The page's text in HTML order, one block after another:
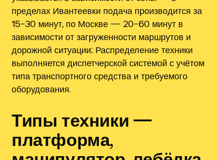
пределах Ивантеевки подача производится за
15–30 минут, по Москве — 20–60 минут в
зависимости от загруженности маршрутов и
дорожной ситуации; Распределение техники
выполняется диспетчерской системой с учётом
типа транспортного средства и требуемого
оборудования.
Типы техники —
платформа,